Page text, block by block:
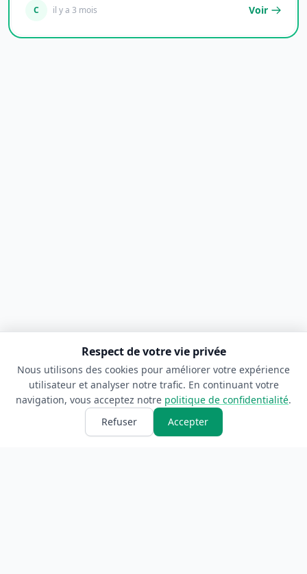
C il y a 3 mois Voir
Respect de votre vie privée
Nous utilisons des cookies pour améliorer votre expérience
utilisateur et analyser notre trafic. En continuant votre
navigation, vous acceptez notre politique de confidentialité.
Refuser
Accepter